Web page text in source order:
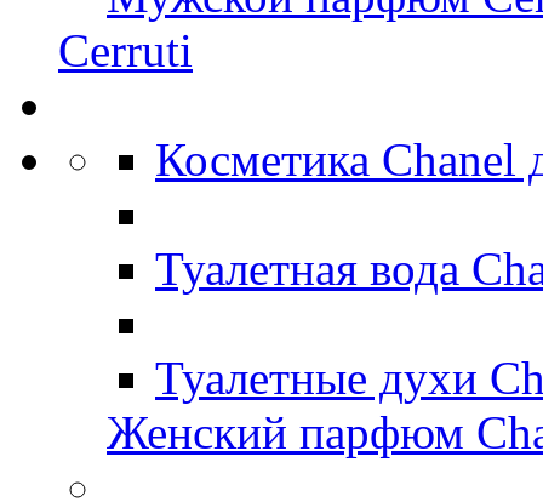
Cerruti
Косметика
Туалетная вода
Туалетные духи
Женский парфюм